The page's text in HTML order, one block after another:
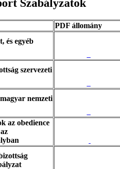
Szabályzatok
PDF állomány
és egyéb
szervezeti
nemzeti
az obedience